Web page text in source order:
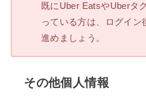
既にUber EatsやUberタ
っている方は、ログイ
進めましょう。
その他個人情報